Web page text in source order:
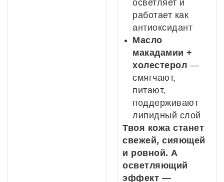
осветляет и
работает как
антиоксидант
Масло
макадамии +
холестерол —
смягчают,
питают,
поддерживают
липидный слой
Твоя кожа станет
свежей, сияющей
и ровной. А
осветляющий
эффект —